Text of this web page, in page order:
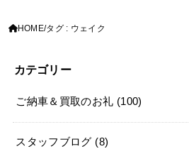
HOME タグ : ウェイク
カテゴリー
ご納車＆買取のお礼 (100)
スタッフブログ (8)